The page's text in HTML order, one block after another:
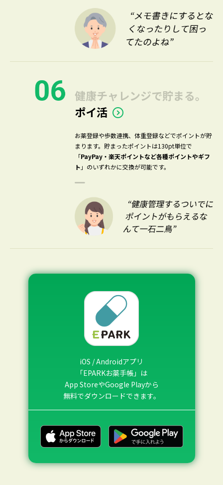
健康チャレンジで貯まる。
ポイ活
お薬登録や歩数連携、体重登録などでポイントが貯
まります。貯まったポイントは130pt単位で
「PayPay・楽天ポイントなど各種ポイントやギフ
ト 」のいずれかに交換が可能です。
iOS / Androidアプリ
「EPARKお薬手帳」は
App StoreやGoogle Playから
無料でダウンロードできます。